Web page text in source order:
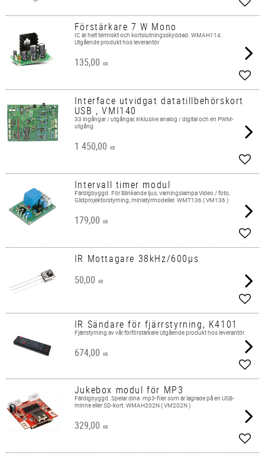
Add
Förstärkare 7 W Mono
IC är helt termiskt och kortslutningsskyddad. WMAH114 .
Utgående produkt hos leverantör
135,00 KR
Add
Interface utvidgat datatillbehörskort
USB , VMI140
33 ingångar / utgångar, inklusive analog / digital och en PWM-
utgång.
1 450,00 KR
Add
Intervall timer modul
Färdigbyggd. För Blinkande ljus, varningslampa Video / foto,
Glidprojektorstyrning, miniatyrmodeller. WMT136 ( VM136 )
179,00 KR
Add
IR Mottagare 38kHz/600µs
50,00 KR
Add
IR Sändare för fjärrstyrning, K4101
Fjärrstyrning av vår förförstärkare Utgående produkt hos leverantör
674,00 KR
Add
Jukebox modul för MP3
Färdigbyggd. ​Spelar dina .mp3-filer som är lagrade på en USB-
minne eller SD-kort. WMAH202N ( VM202N )
329,00 KR
Add